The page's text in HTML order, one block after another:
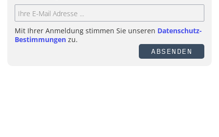
Mit Ihrer Anmeldung stimmen Sie unseren Datenschutz-
Bestimmungen zu.
ABSENDEN